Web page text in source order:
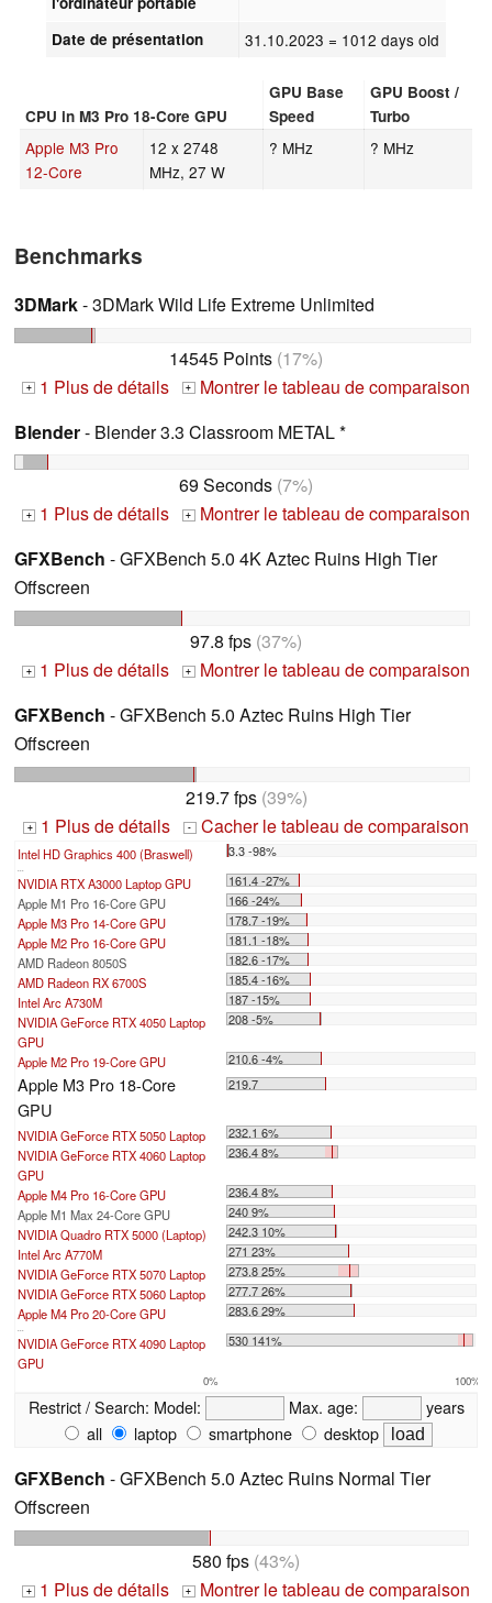
Date de présentation 31.10.2023 = 1012 days old
CPU in M3 Pro 18-Core GPU
GPU Base
Speed
GPU Boost /
Turbo
Apple M3 Pro
12-Core
12 x 2748
MHz, 27 W
? MHz ? MHz
Benchmarks
3DMark- 3DMark Wild Life Extreme Unlimited
14545 Points (17%)
+ 1 Plus de détails + Montrer le tableau de comparaison
Blender- Blender 3.3 Classroom METAL *
69 Seconds (7%)
+ 1 Plus de détails + Montrer le tableau de comparaison
GFXBench - GFXBench 5.0 4K Aztec Ruins High Tier
Offscreen
97.8 fps (37%)
+ 1 Plus de détails + Montrer le tableau de comparaison
GFXBench - GFXBench 5.0 Aztec Ruins High Tier
Offscreen
219.7 fps(39%)
+ 1 Plus de détails - Cacher le tableau de comparaison
Intel HD Graphics 400 (Braswell) 3.3 -98%
...
NVIDIA RTX A3000 Laptop GPU
161.4 -27%
Apple M1 Pro 16-Core GPU
166 -24%
Apple M3 Pro 14-Core GPU
178.7 -19%
Apple M2 Pro 16-Core GPU
181.1 -18%
AMD Radeon 8050S
182.6 -17%
AMD Radeon RX 6700S
185.4 -16%
Intel Arc A730M
187 -15%
NVIDIA GeForce RTX 4050 Laptop
GPU
208 -5%
Apple M2 Pro 19-Core GPU 210.6 -4%
Apple M3 Pro 18-Core
GPU
219.7
NVIDIA GeForce RTX 5050 Laptop
232.1 6%
NVIDIA GeForce RTX 4060 Laptop
GPU
236.4 8%
Apple M4 Pro 16-Core GPU
236.4 8%
Apple M1 Max 24-Core GPU
240 9%
NVIDIA Quadro RTX 5000 (Laptop)
242.3 10%
Intel Arc A770M
271 23%
NVIDIA GeForce RTX 5070 Laptop
273.8 25%
NVIDIA GeForce RTX 5060 Laptop
277.7 26%
Apple M4 Pro 20-Core GPU
283.6 29%
...
NVIDIA GeForce RTX 4090 Laptop
GPU
530 141%
0% 100%
Restrict / Search: Model: Max. age:
years
all
laptop smartphone desktop
GFXBench - GFXBench 5.0 Aztec Ruins Normal Tier
Offscreen
580 fps (43%)
+ 1 Plus de détails + Montrer le tableau de comparaison